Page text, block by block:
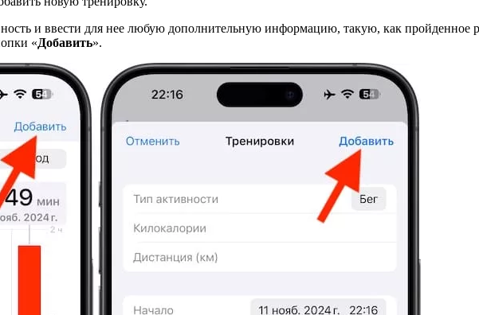
и ввести для нее любую дополнительную информацию, такую, ​​как пройденное
«Добавить».